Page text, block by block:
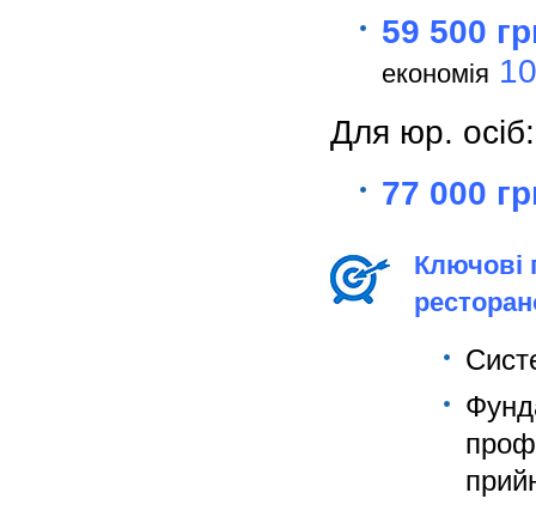
59 500
економія
Для юр. осіб:
77 000
Ключові